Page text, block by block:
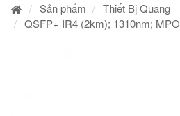
Sản phẩm
Thiết Bị Quang
QSFP+ IR4 (2km); 1310nm; MPO